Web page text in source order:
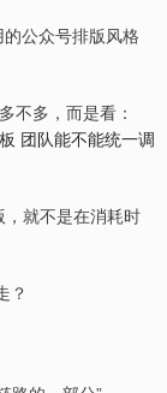
的公众号排版风格
不多，而是看：
团队能不能统一调
，就不是在消耗时
？